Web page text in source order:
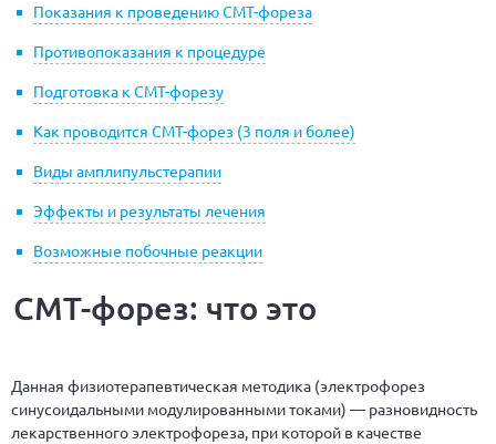
Показания к проведению СМТ-фореза
Противопоказания к процедуре
Подготовка к СМТ-форезу
Как проводится СМТ-форез (3 поля и более)
Виды амплипульстерапии
Эффекты и результаты лечения
Возможные побочные реакции
СМТ-форез: что это
Данная физиотерапевтическая методика (электрофорез
синусоидальными модулированными токами) — разновидность
лекарственного электрофореза, при которой в качестве